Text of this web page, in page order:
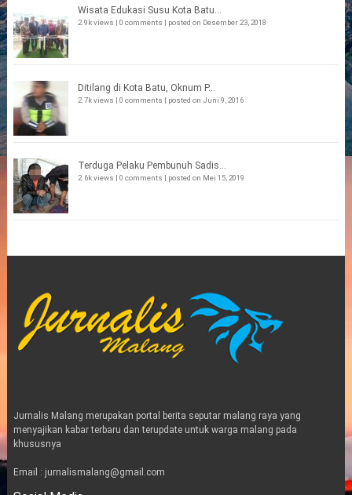
Wisata Edukasi Susu Kota Batu...
2.9k views | 0 comments | posted on Desember 23, 2018
Ditilang di Kota Batu, Oknum P...
2.7k views | 0 comments | posted on Juni 9, 2016
Terduga Pelaku Pembunuh Sadis...
2.6k views | 0 comments | posted on Mei 15, 2019
Jurnalis Malang merupakan portal berita seputar malang raya yang
menyajikan kabar terbaru dan terupdate untuk warga malang pada
khususnya
Email : jurnalismalang@gmail.com